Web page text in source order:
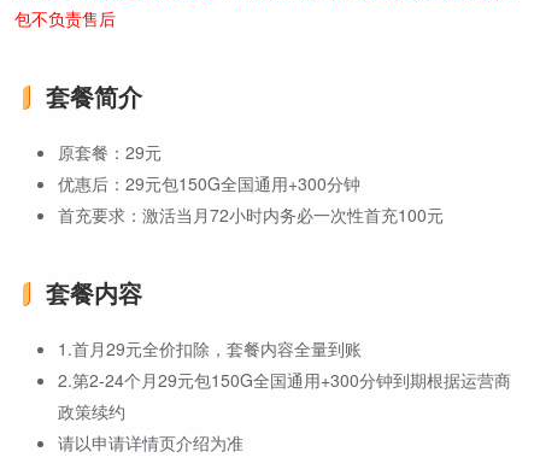
包不负责售后
套餐简介
原套餐：29元
优惠后：29元包150G全国通用+300分钟
首充要求：激活当月72小时内务必一次性首充100元
套餐内容
1.首月29元全价扣除，套餐内容全量到账
2.第2-24个月29元包150G全国通用+300分钟到期根据运营商
政策续约
请以申请详情页介绍为准